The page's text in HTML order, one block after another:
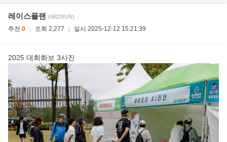
레이스플랜 (WIZRUN)
추천 0 | 조회 2,277 | 일시 2025-12-12 15:21:39
2025 대회화보 3사진